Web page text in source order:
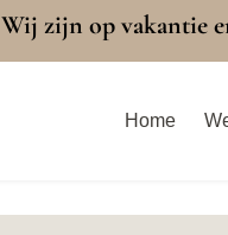
Wij zijn op vakantie
Home